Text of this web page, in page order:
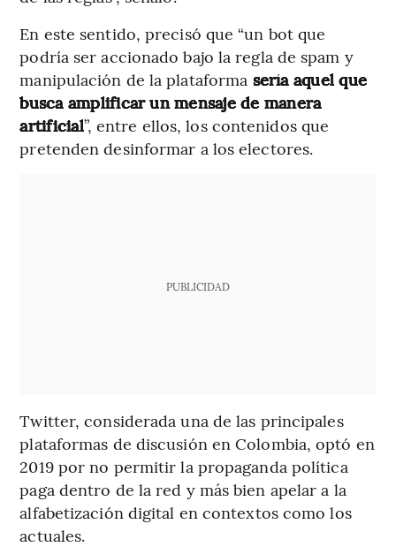
En este sentido, precisó que “un bot que
podría ser accionado bajo la regla de spam y
manipulación de la plataforma sería aquel que
busca amplificar un mensaje de manera
artificial”, entre ellos, los contenidos que
pretenden desinformar a los electores.
PUBLICIDAD
Twitter, considerada una de las principales
plataformas de discusión en Colombia, optó en
2019 por no permitir la propaganda política
paga dentro de la red y más bien apelar a la
alfabetización digital en contextos como los
actuales.